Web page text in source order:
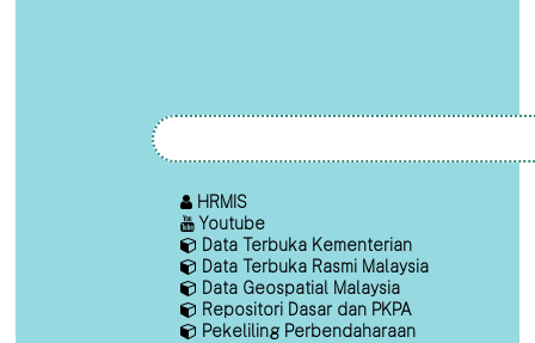
HRMIS
Youtube
Data Terbuka Kementerian
Data Terbuka Rasmi Malaysia
Data Geospatial Malaysia
Repositori Dasar dan PKPA
Pekeliling Perbendaharaan